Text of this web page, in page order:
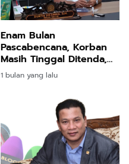
Enam Bulan
Pascabencana, Korban
Masih Tinggal Ditenda,
Surya Dharma
Pertanyakan Keseriusan
1 bulan yang lalu